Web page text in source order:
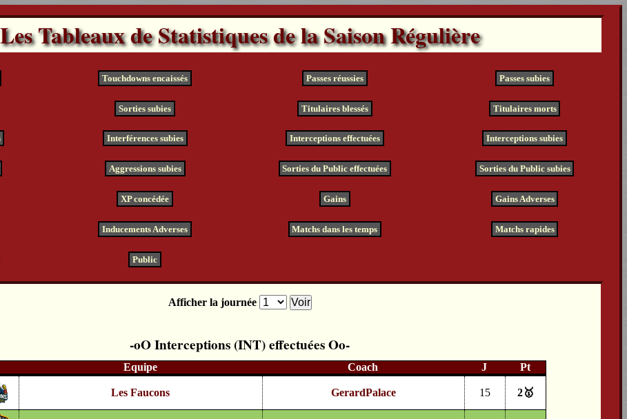
Les Tableaux de Statistiques de la Saison Régulière
Touchdowns encaissés Passes réussies Passes subies
Sorties subies Titulaires blessés Titulaires morts
Interférences subies Interceptions effectuées Interceptions subies
Aggressions subies Sorties du Public effectuées Sorties du Public subies
XP concédée Gains Gains Adverses
Inducements Adverses Matchs dans les temps Matchs rapides
Public
Afficher la journée
Interceptions (INT) effectuées
Equipe Coach J Pt
Les Faucons GerardPalace 15 2🥇